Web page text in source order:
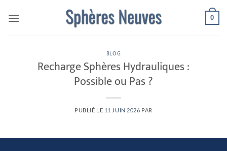
0
BLOG
Recharge Sphères Hydrauliques :
Possible ou Pas ?
PUBLIÉ LE 11 JUIN 2026 PAR